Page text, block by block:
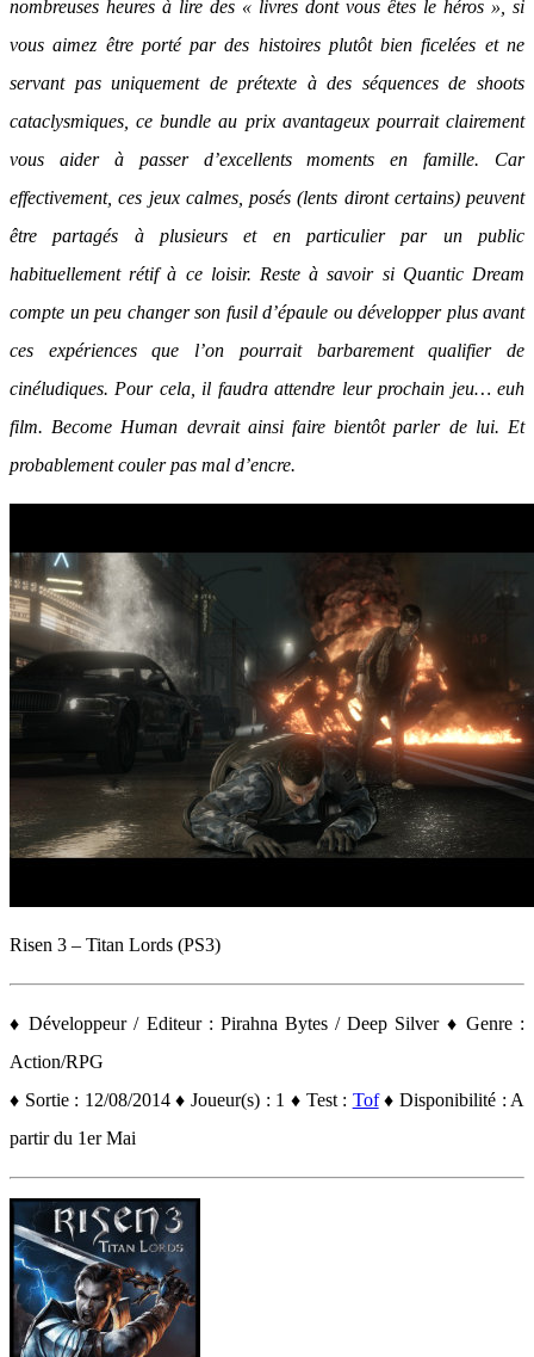
nombreuses heures à lire des « livres dont vous êtes le héros », si
vous aimez être porté par des histoires plutôt bien ficelées et ne
servant pas uniquement de prétexte à des séquences de shoots
cataclysmiques, ce bundle au prix avantageux pourrait clairement
vous aider à passer d’excellents moments en famille. Car
effectivement, ces jeux calmes, posés (lents diront certains) peuvent
être partagés à plusieurs et en particulier par un public
habituellement rétif à ce loisir. Reste à savoir si Quantic Dream
compte un peu changer son fusil d’épaule ou développer plus avant
ces expériences que l’on pourrait barbarement qualifier de
cinéludiques. Pour cela, il faudra attendre leur prochain jeu… euh
film. Become Human devrait ainsi faire bientôt parler de lui. Et
probablement couler pas mal d’encre.
Risen 3 – Titan Lords (PS3)
♦ Développeur / Editeur : Pirahna Bytes / Deep Silver ♦ Genre :
Action/RPG
♦ Sortie : 12/08/2014 ♦ Joueur(s) : 1 ♦ Test : Tof♦ Disponibilité : A
partir du 1er Mai